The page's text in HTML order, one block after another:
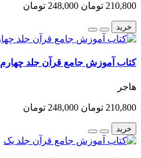
210,800 تومان 248,000 تومان
خرید
کتاب آموزش جامع قرآن جلد چهارم
هاجر
210,800 تومان 248,000 تومان
خرید